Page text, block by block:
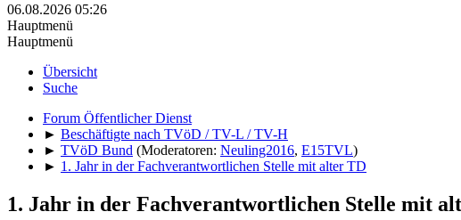
06.08.2026 05:26
Hauptmenü
Hauptmenü
Übersicht
Suche
Forum Öffentlicher Dienst
► Beschäftigte nach TVöD / TV-L / TV-H
► TVöD Bund (Moderatoren: Neuling2016, E15TVL)
► 1. Jahr in der Fachverantwortlichen Stelle mit alter TD
1. Jahr in der Fachverantwortlichen Stelle mit